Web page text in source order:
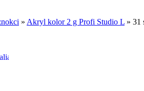
» Akryl kolor 2 g Profi Studio L » 31